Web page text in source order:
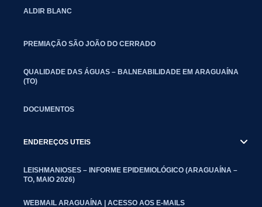
ALDIR BLANC
PREMIAÇÃO SÃO JOÃO DO CERRADO
QUALIDADE DAS ÁGUAS – BALNEABILIDADE EM ARAGUAÍNA
(TO)
DOCUMENTOS
ENDEREÇOS UTEIS
LEISHMANIOSES – INFORME EPIDEMIOLÓGICO (ARAGUAÍNA –
TO, MAIO 2026)
WEBMAIL ARAGUAÍNA | ACESSO AOS E-MAILS